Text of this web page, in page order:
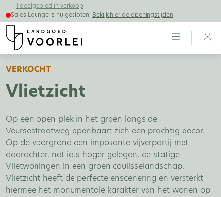
1 deelgebied in verkoop
Sales Lounge is nu gesloten. Bekijk hier de openingstijden
VERKOCHT
Vlietzicht
Op een open plek in het groen langs de
Veursestraatweg openbaart zich een prachtig decor.
Op de voorgrond een imposante vijverpartij met
daarachter, net iets hoger gelegen, de statige
Vlietwoningen in een groen coulisselandschap.
Vlietzicht heeft de perfecte enscenering en versterkt
hiermee het monumentale karakter van het wonen op